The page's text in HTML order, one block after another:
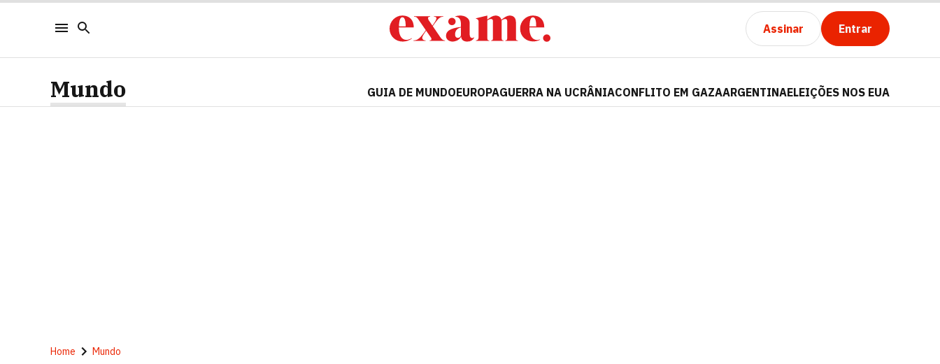
Assinar Entrar
Mundo GUIA DE MUNDOEUROPAGUERRA NA UCRÂNIACONFLITO EM GAZAARGENTINAELEIÇÕES NOS EUA
Home Mundo